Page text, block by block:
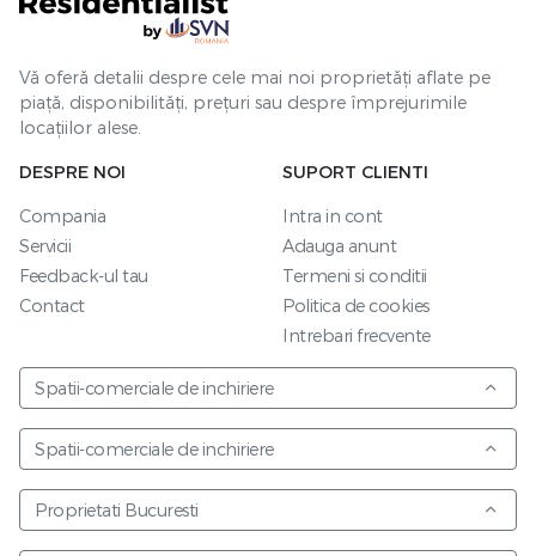
Vă oferă detalii despre cele mai noi proprietăți aflate pe
piață, disponibilități, prețuri sau despre împrejurimile
locațiilor alese.
DESPRE NOI
Compania
Servicii
Feedback-ul tau
Contact
SUPORT CLIENTI
Intra in cont
Adauga anunt
Termeni si conditii
Politica de cookies
Intrebari frecvente
Spatii-comerciale de inchiriere
Spatii-comerciale de inchiriere
Proprietati Bucuresti